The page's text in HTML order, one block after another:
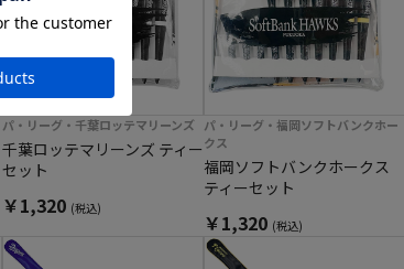
パ・リーグ・千葉ロッテマリーンズ
千葉ロッテマリーンズ ティー
セット
￥1,320 (税込)
パ・リーグ・福岡ソフトバンクホー
クス
福岡ソフトバンクホークス
ティーセット
￥1,320 (税込)